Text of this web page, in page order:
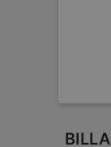
BILLA